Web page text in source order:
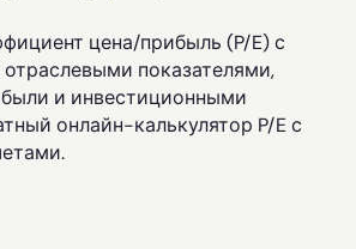
цена/прибыль (P/E) с
показателями,
и инвестиционными
онлайн-калькулятор P/E с